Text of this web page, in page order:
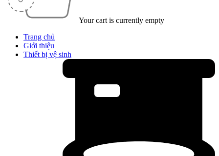
Your cart is currently empty
Trang chủ
Giới thiệu
Thiết bị vệ sinh